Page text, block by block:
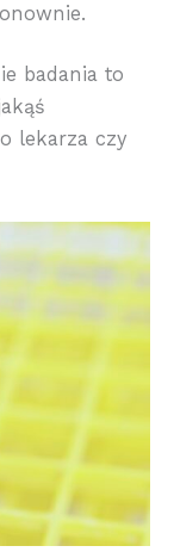
badania to
lekarza czy